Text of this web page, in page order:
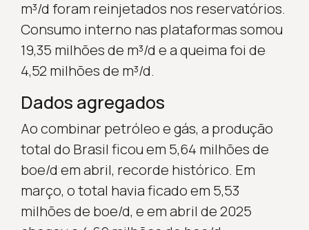
m³/d foram reinjetados nos reservatórios.
Consumo interno nas plataformas somou
19,35 milhões de m³/d e a queima foi de
4,52 milhões de m³/d.
Dados agregados
Ao combinar petróleo e gás, a produção
total do Brasil ficou em 5,64 milhões de
boe/d em abril, recorde histórico. Em
março, o total havia ficado em 5,53
milhões de boe/d, e em abril de 2025